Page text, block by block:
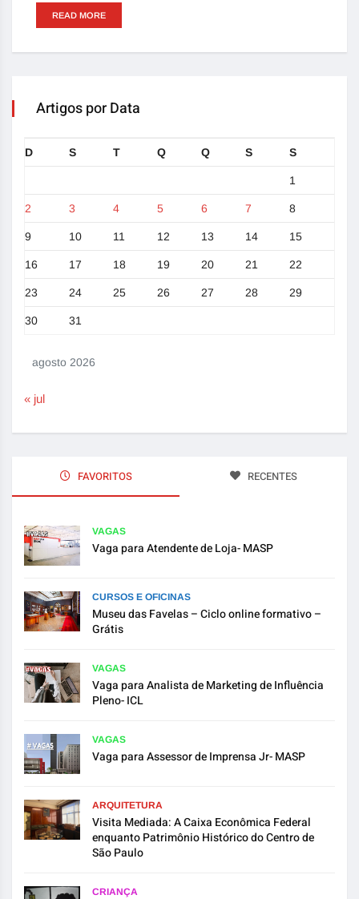
READ MORE
Artigos por Data
agosto 2026
D S T Q Q S S
1
2 3 4 5 6 7 8
9 10 11 12 13 14 15
16 17 18 19 20 21 22
23 24 25 26 27 28 29
30 31
« jul
FAVORITOS RECENTES
VAGAS
Vaga para Atendente de Loja- MASP
CURSOS E OFICINAS
Museu das Favelas – Ciclo online formativo –
Grátis
VAGAS
Vaga para Analista de Marketing de Influência
Pleno- ICL
VAGAS
Vaga para Assessor de Imprensa Jr- MASP
ARQUITETURA
Visita Mediada: A Caixa Econômica Federal
enquanto Patrimônio Histórico do Centro de
São Paulo
CRIANÇA